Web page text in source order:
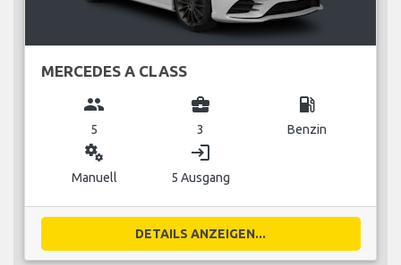
MERCEDES A CLASS
group
5
business_center
3
local_gas_station
Benzin
miscellaneous_services
Manuell
login
5 Ausgang
DETAILS ANZEIGEN...